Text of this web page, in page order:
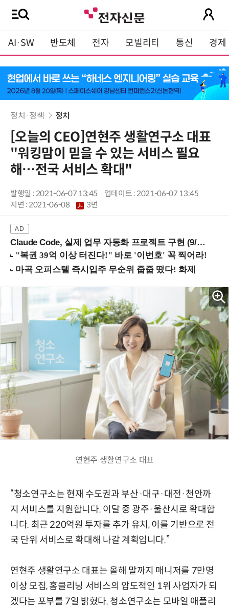
AI·SW 반도체 전자 모빌리티 통신 경제
정치·정책 정치
[오늘의 CEO]연현주 생활연구소 대표
"워킹맘이 믿을 수 있는 서비스 필요
해…전국 서비스 확대"
발행일 : 2021-06-07 13:45
업데이트 : 2021-06-07 13:45
지면 :2021-06-08 3면
Claude Code, 실제 업무 자동화 프로젝트 구현 (9/16 ~17 강남역)
연현주 생활연구소 대표
“청소연구소는 현재 수도권과 부산·대구·대전·천안까
지 서비스를 지원합니다. 이달 중 광주·울산시로 확대합
니다. 최근 220억원 투자를 추가 유치, 이를 기반으로 전
국 단위 서비스로 확대해 나갈 계획입니다.”
연현주 생활연구소 대표는 올해 말까지 매니저를 7만명
이상 모집, 홈클리닝 서비스의 압도적인 1위 사업자가 되
겠다는 포부를 7일 밝혔다. 청소연구소는 모바일 애플리